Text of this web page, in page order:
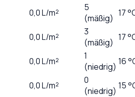
0,0L/m²
5
(mäßig) 17
0,0L/m²
3
(mäßig) 17
0,0L/m²
1
(niedrig) 16
0,0L/m²
0
(niedrig) 15